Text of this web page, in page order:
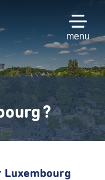
menu
?
Luxembourg